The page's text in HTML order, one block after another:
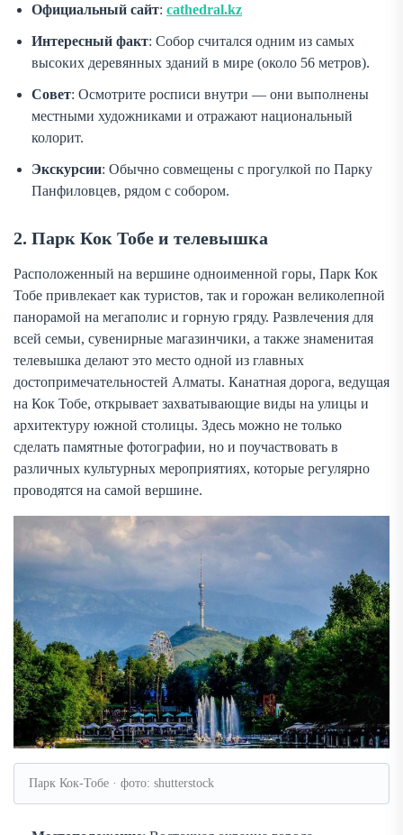
Официальный сайт: cathedral.kz
Интересный факт: Собор считался одним из самых
высоких деревянных зданий в мире (около 56 метров).
Совет: Осмотрите росписи внутри — они выполнены
местными художниками и отражают национальный
колорит.
Экскурсии: Обычно совмещены с прогулкой по Парку
Панфиловцев, рядом с собором.
2. Парк Кок Тобе и телевышка
Расположенный на вершине одноименной горы, Парк Кок
Тобе привлекает как туристов, так и горожан великолепной
панорамой на мегаполис и горную гряду. Развлечения для
всей семьи, сувенирные магазинчики, а также знаменитая
телевышка делают это место одной из главных
достопримечательностей Алматы. Канатная дорога, ведущая
на Кок Тобе, открывает захватывающие виды на улицы и
архитектуру южной столицы. Здесь можно не только
сделать памятные фотографии, но и поучаствовать в
различных культурных мероприятиях, которые регулярно
проводятся на самой вершине.
Парк Кок-Тобе · фото: shutterstock